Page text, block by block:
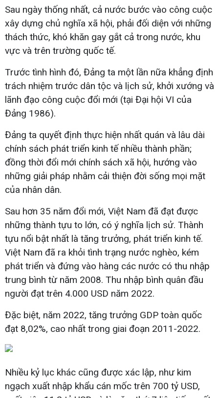
Sau ngày thống nhất, cả nước bước vào công cuộc
xây dựng chủ nghĩa xã hội, phải đối diện với những
thách thức, khó khăn gay gắt cả trong nước, khu
vực và trên trường quốc tế.
Trước tình hình đó, Đảng ta một lần nữa khẳng định
trách nhiệm trước dân tộc và lịch sử, khởi xướng và
lãnh đạo công cuộc đổi mới (tại Đại hội VI của
Đảng 1986).
Đảng ta quyết định thực hiện nhất quán và lâu dài
chính sách phát triển kinh tế nhiều thành phần;
đồng thời đổi mới chính sách xã hội, hướng vào
những giải pháp nhằm cải thiện đời sống mọi mặt
của nhân dân.
Sau hơn 35 năm đổi mới, Việt Nam đã đạt được
những thành tựu to lớn, có ý nghĩa lịch sử. Thành
tựu nổi bật nhất là tăng trưởng, phát triển kinh tế.
Việt Nam đã ra khỏi tình trạng nước nghèo, kém
phát triển và đứng vào hàng các nước có thu nhập
trung bình từ năm 2008. Thu nhập bình quân đầu
người đạt trên 4.000 USD năm 2022.
Đặc biệt, năm 2022, tăng trưởng GDP toàn quốc
đạt 8,02%, cao nhất trong giai đoạn 2011-2022.
Nhiều kỷ lục khác cũng được xác lập, như kim
ngạch xuất nhập khẩu cán mốc trên 700 tỷ USD,